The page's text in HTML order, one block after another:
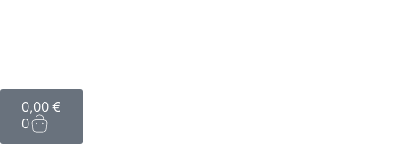
0,00 €
0